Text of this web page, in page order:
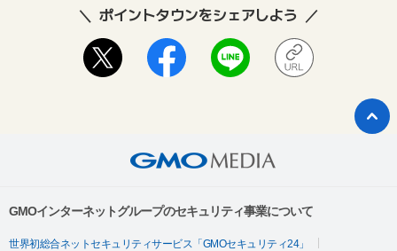
ポイントタウンをシェアしよう
GMOインターネットグループのセキュリティ事業について
世界初総合ネットセキュリティサービス「GMOセキュリティ24」